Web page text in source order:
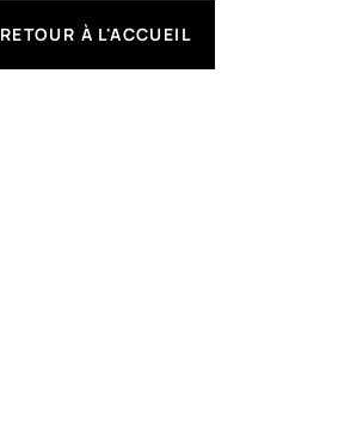
RETOUR À L'ACCUEIL